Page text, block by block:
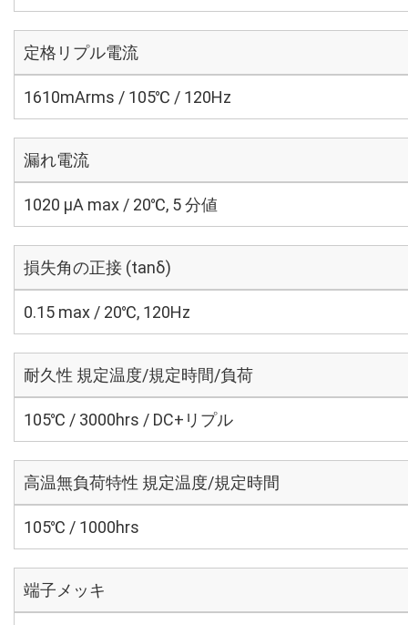
定格リプル電流
1610mArms / 105℃ / 120Hz
漏れ電流
1020 μA max / 20℃, 5 分値
損失角の正接 (tanδ)
0.15 max / 20℃, 120Hz
耐久性 規定温度/規定時間/負荷
105℃ / 3000hrs / DC+リプル
高温無負荷特性 規定温度/規定時間
105℃ / 1000hrs
端子メッキ